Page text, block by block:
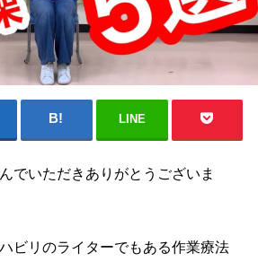
LINE
でいただきありがとうございま
ビリのライターでもある作業療法